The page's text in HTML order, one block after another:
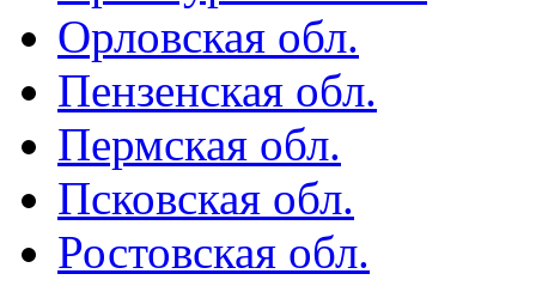
Орловская обл.
Пензенская обл.
Пермская обл.
Псковская обл.
Ростовская обл.